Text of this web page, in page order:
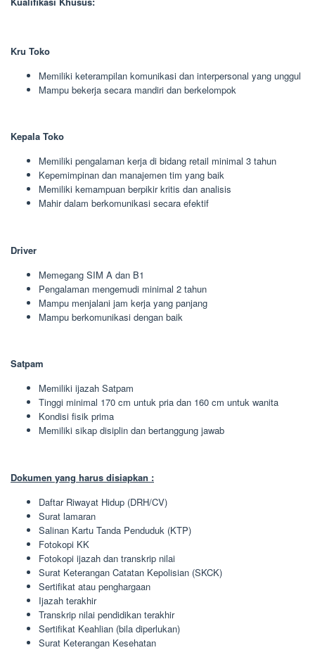
Kru Toko
Memiliki keterampilan komunikasi dan interpersonal yang unggul
Mampu bekerja secara mandiri dan berkelompok
Kepala Toko
Memiliki pengalaman kerja di bidang retail minimal 3 tahun
Kepemimpinan dan manajemen tim yang baik
Memiliki kemampuan berpikir kritis dan analisis
Mahir dalam berkomunikasi secara efektif
Driver
Memegang SIM A dan B1
Pengalaman mengemudi minimal 2 tahun
Mampu menjalani jam kerja yang panjang
Mampu berkomunikasi dengan baik
Satpam
Memiliki ijazah Satpam
Tinggi minimal 170 cm untuk pria dan 160 cm untuk wanita
Kondisi fisik prima
Memiliki sikap disiplin dan bertanggung jawab
Dokumen yang harus disiapkan :
Daftar Riwayat Hidup (DRH/CV)
Surat lamaran
Salinan Kartu Tanda Penduduk (KTP)
Fotokopi KK
Fotokopi ijazah dan transkrip nilai
Surat Keterangan Catatan Kepolisian (SKCK)
Sertifikat atau penghargaan
Ijazah terakhir
Transkrip nilai pendidikan terakhir
Sertifikat Keahlian (bila diperlukan)
Surat Keterangan Kesehatan